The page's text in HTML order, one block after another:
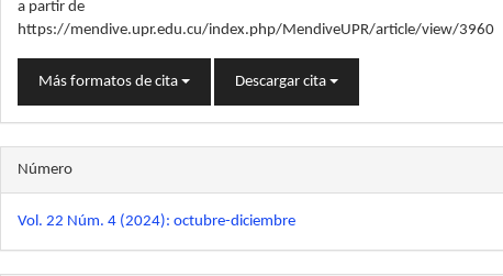
a partir de
https://mendive.upr.edu.cu/index.php/MendiveUPR/article/view/3960
Más formatos de cita Descargar cita
Número
Vol. 22 Núm. 4 (2024): octubre-diciembre